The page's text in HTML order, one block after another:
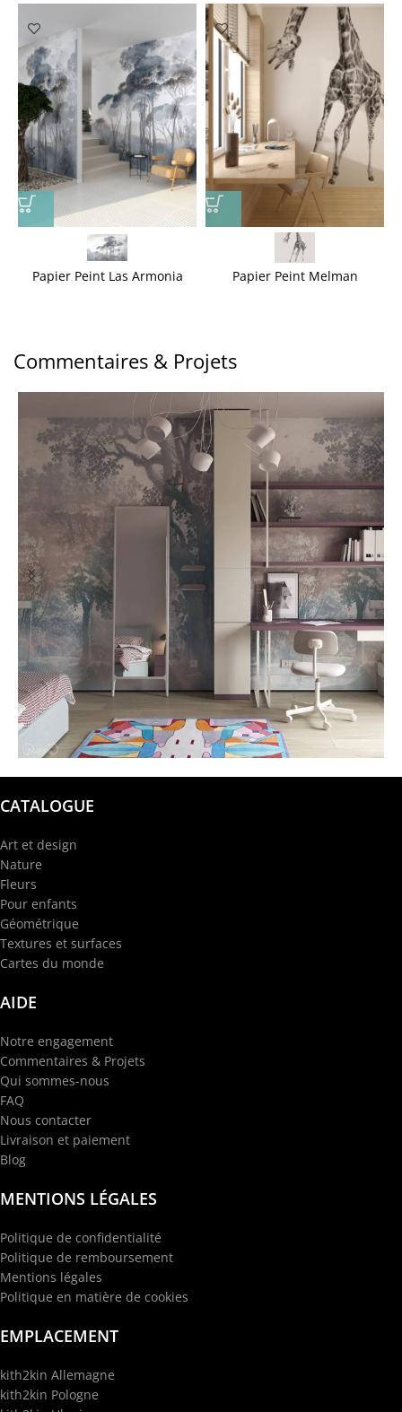
Papier Peint Las Armonia Papier Peint Melman
Commentaires & Projets
@garba.design
CATALOGUE
Art et design
Nature
Fleurs
Pour enfants
Géométrique
Textures et surfaces
Cartes du monde
AIDE
Notre engagement
Commentaires & Projets
Qui sommes-nous
FAQ
Nous contacter
Livraison et paiement
Blog
MENTIONS LÉGALES
Politique de confidentialité
Politique de remboursement
Mentions légales
Politique en matière de cookies
EMPLACEMENT
kith2kin Allemagne
kith2kin Pologne